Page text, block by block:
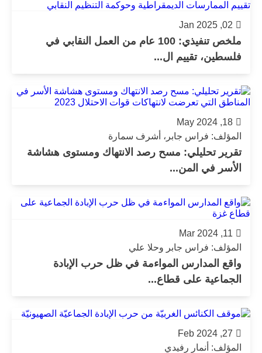
02, Jan 2025
ملخص تنفيذي: 100 عام من العمل النقابي في
فلسطين، تقييم ال...
18, May 2024
المؤلف: فراس جابر، أشرف سمارة
تقرير تحليلي: مسح رصد الانتهاك ومستوى هشاشة
الأسر في المن...
11, Mar 2024
المؤلف: فراس جابر وحلا علي
واقع المدارس المواءمة في ظل حرب الإبادة
الجماعية على قطاع...
27, Feb 2024
المؤلف: أنمار رفيدي